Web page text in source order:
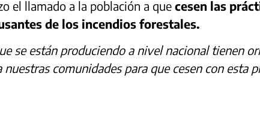
el llamado a la población a quecesen las
de los incendios forestales.
se están produciendo a nivel nacional tienen
comunidades para que cesen con esta